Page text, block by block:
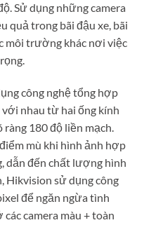
Sử dụng những camera
quả trong bãi đậu xe, bãi
môi trường khác nơi việc
công nghệ tổng hợp
nhau từ hai ống kính
180 độ liền mạch.
mù khi hình ảnh hợp
dẫn đến chất lượng hình
Hikvision sử dụng công
để ngăn ngừa tình
camera màu + toàn